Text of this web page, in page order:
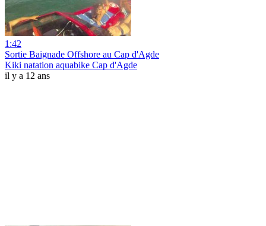
1:42
Sortie Baignade Offshore au Cap d'Agde
Kiki natation aquabike Cap d'Agde
il y a 12 ans